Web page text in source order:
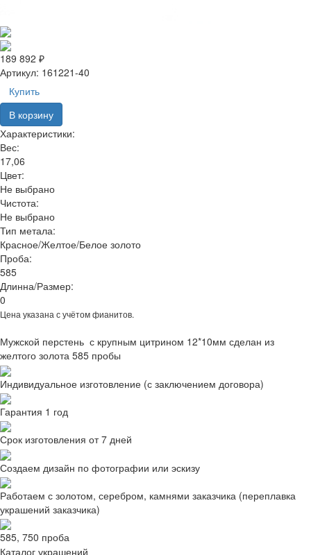
189 892 ₽
Артикул: 161221-40
Купить
В корзину
Характеристики:
Вес:
17,06
Цвет:
Не выбрано
Чистота:
Не выбрано
Тип метала:
Красное/Желтое/Белое золото
Проба:
585
Длинна/Размер:
0
Цена указана с учётом фианитов.
Мужской перстень с крупным цитрином 12*10мм сделан из
желтого золота 585 пробы
Индивидуальное изготовление (с заключением договора)
Гарантия 1 год
Срок изготовления от 7 дней
Создаем дизайн по фотографии или эскизу
Работаем с золотом, серебром, камнями заказчика (переплавка
украшений заказчика)
585, 750 проба
Каталог украшений